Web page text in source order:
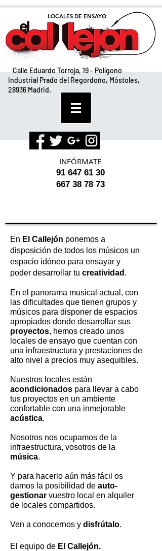
LOCALES DE ENSAYO
Calle Eduardo Torroja, 19 - Polígono
Industrial Prado del Regordoño, Móstoles,
28936 Madrid.
INFÓRMATE
91 647 61 30
667 38 78 73
En El Callejón ponemos a
disposición de todos los músicos un
espacio idóneo para ensayar y
poder desarrollar tu creatividad .
En el panorama musical actual, con
las dificultades que tienen grupos y
músicos para disponer de espacios
apropiados donde desarrollar sus
proyectos, hemos creado unos
locales de ensayo que cuentan con
una infraestructura y prestaciones de
alto nivel a precios muy asequibles.
Nuestros locales están
acondicionados para llevar a cabo
tus proyectos en un ambiente
confortable con una inmejorable
acústica.
Nosotros nos ocupamos de la
infraestructura, vosotros de la
música.
Y para hacerlo aún más fácil os
damos la posibilidad de auto-
gestionar vuestro local en alquiler
de locales compartidos.
Ven a conocernos y disfrútalo.
El equipo de El Callejón.